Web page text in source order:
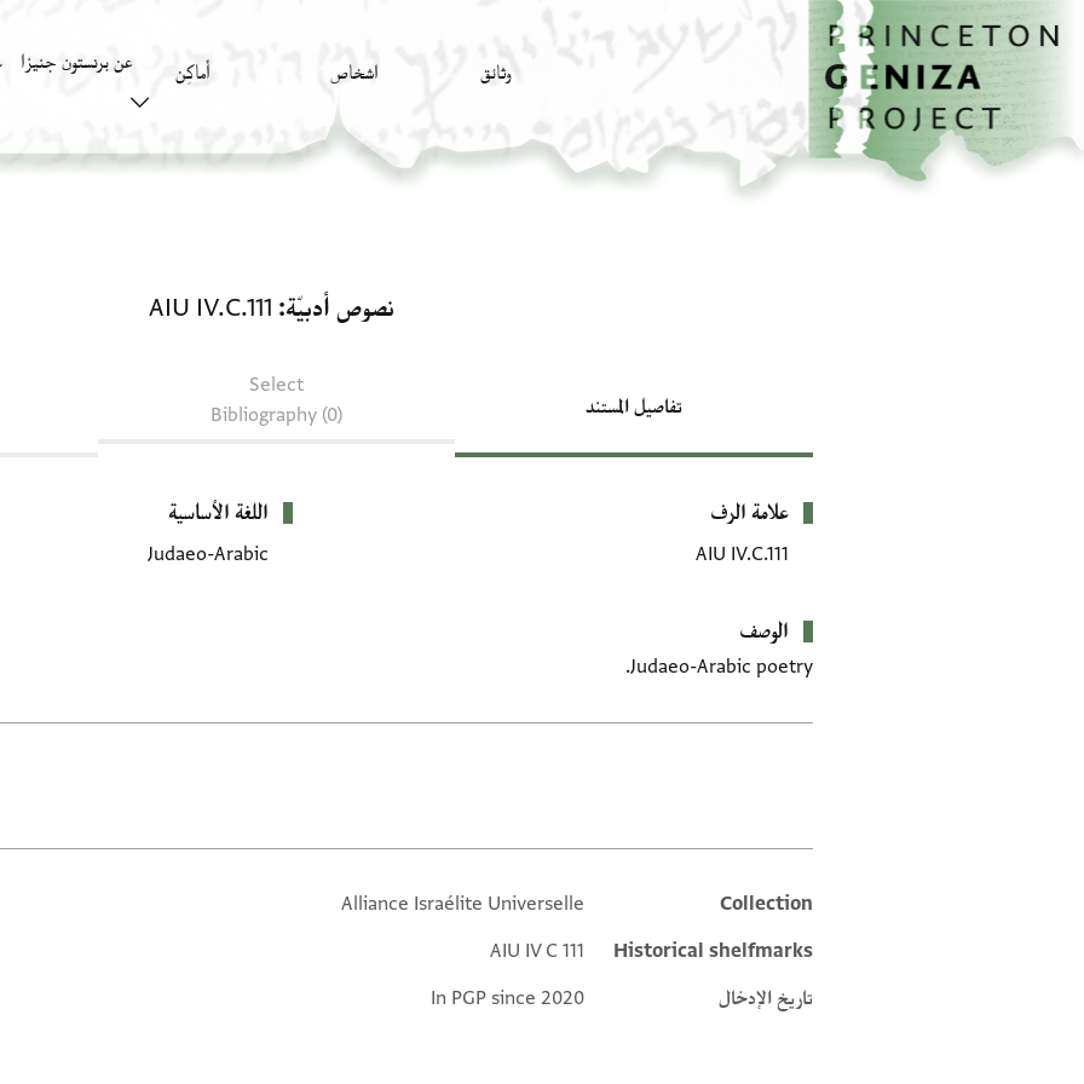
تخطي إلى المحتوى الرئيسي
الصفحة الرئيسية
وثائق اشخاص أَماكِن عن برنستون جنيزا
نصوص أدبيّة AIU IV.C.111
تفاصيل المستند
Select
Bibliography (0)
بيانات التعريف
علامة الرف
AIU IV.C.111
اللغة الأساسية
Judaeo-Arabic
الوصف
Judaeo-Arabic poetry.
Additional metadata
Collection
Alliance Israélite Universelle
Historical shelfmarks
AIU IV C 111
تاريخ الإدخال
In PGP since 2020